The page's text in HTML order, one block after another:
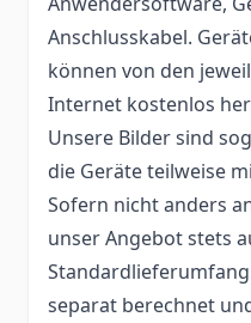
Anschlusskabel.
können von den
Internet kostenlos
Unsere Bilder sind
die Geräte teilweise
Sofern nicht anders
unser Angebot stets
separat berechnet